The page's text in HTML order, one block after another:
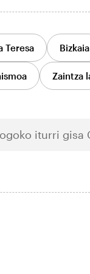
Teresa Bizkaia
Zaintza
iturri gisa